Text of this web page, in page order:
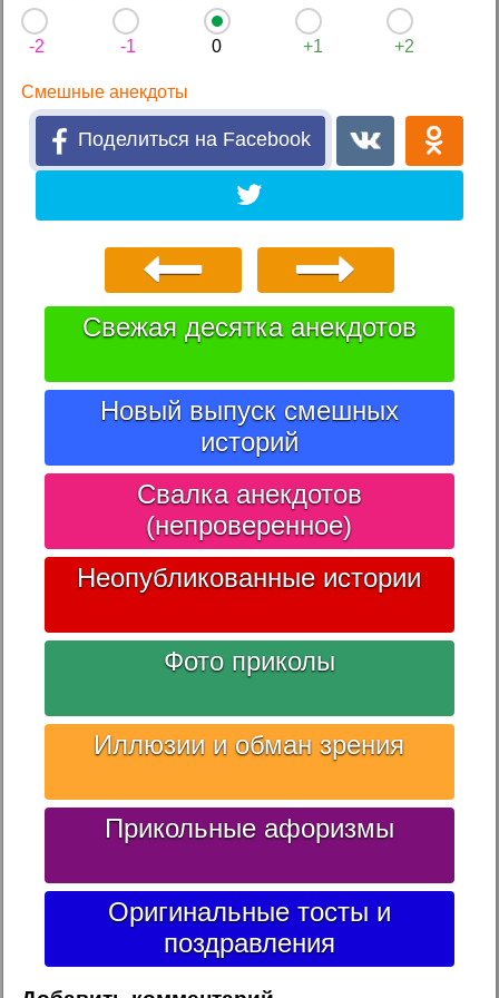
-2 -1 0 +1 +2
Смешные анекдоты
Поделиться на Facebook
Свежая десятка анекдотов
Новый выпуск смешных
историй
Свалка анекдотов
(непроверенное)
Неопубликованные истории
Фото приколы
Иллюзии и обман зрения
Прикольные афоризмы
Оригинальные тосты и
поздравления